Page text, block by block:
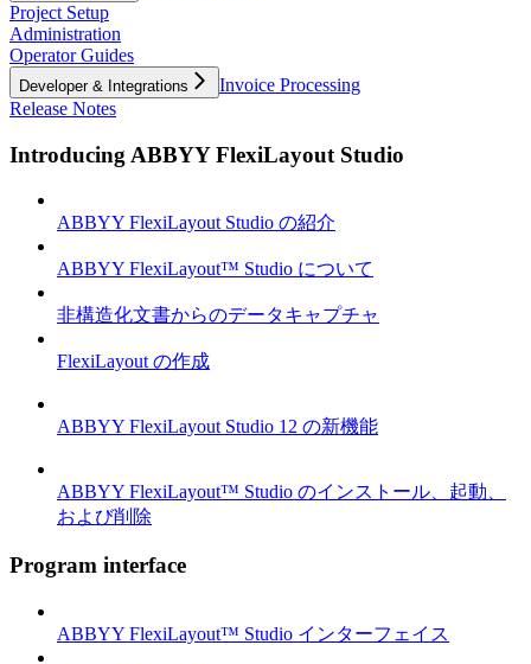
Project Setup
Administration
Operator Guides
Developer & Integrations
Invoice Processing
Release Notes
Introducing ABBYY FlexiLayout Studio
ABBYY FlexiLayout Studio の紹介
ABBYY FlexiLayout™ Studio について
非構造化文書からのデータキャプチャ
FlexiLayout の作成
ABBYY FlexiLayout Studio 12 の新機能
ABBYY FlexiLayout™ Studio のインストール、起動、
および削除
Program interface
ABBYY FlexiLayout™ Studio インターフェイス